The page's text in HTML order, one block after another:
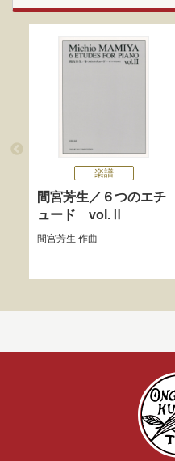
楽譜
間宮芳生／６つのエチ
ュード vol.Ⅱ
間宮芳生 作曲